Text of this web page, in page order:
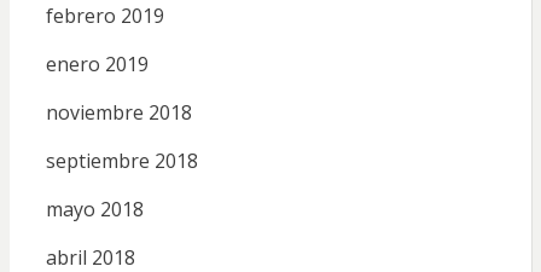
febrero 2019
enero 2019
noviembre 2018
septiembre 2018
mayo 2018
abril 2018